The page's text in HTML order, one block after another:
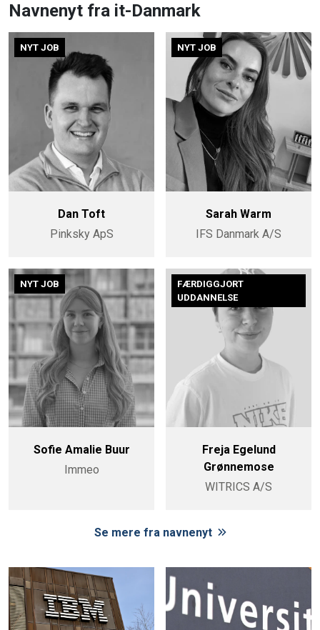
Navnenyt fra it-Danmark
NYT JOB
Dan Toft
Pinksky ApS
NYT JOB
Sarah Warm
IFS Danmark A/S
NYT JOB
Sofie Amalie Buur
Immeo
FÆRDIGGJORT
UDDANNELSE
Freja Egelund
Grønnemose
WITRICS A/S
Se mere fra navnenyt